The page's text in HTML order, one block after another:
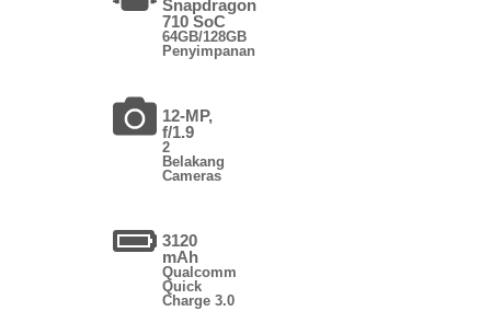
Snapdragon
710 SoC
64GB/128GB
Penyimpanan
12-MP,
f/1.9
2
Belakang
Cameras
3120
mAh
Qualcomm
Quick
Charge 3.0